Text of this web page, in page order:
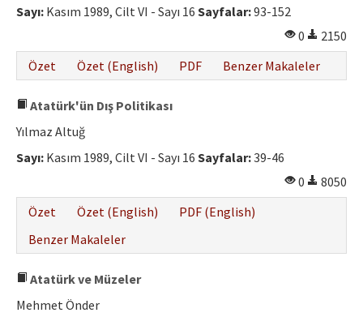
Sayı: Kasım 1989, Cilt VI - Sayı 16 Sayfalar:93-152
0
2150
Özet
Özet (English) PDF Benzer Makaleler
Atatürk'ün Dış Politikası
Yılmaz Altuğ
Sayı: Kasım 1989, Cilt VI - Sayı 16 Sayfalar:39-46
0
8050
Özet
Özet (English)
PDF (English)
Benzer Makaleler
Atatürk ve Müzeler
Mehmet Önder